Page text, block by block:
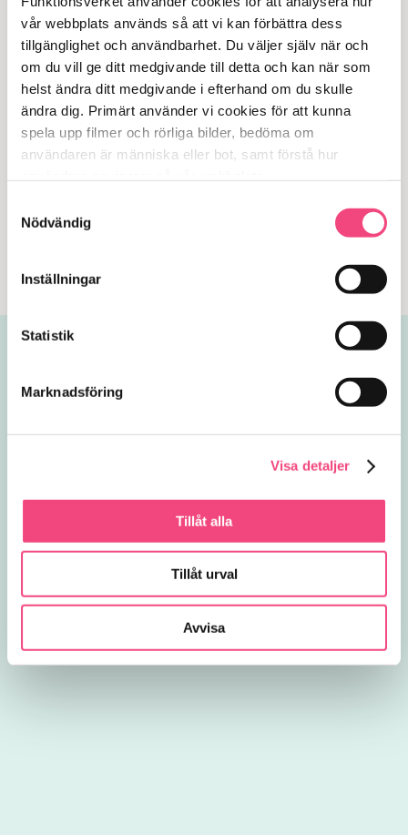
vår webbplats används så att vi kan förbättra dess
tillgänglighet och användbarhet. Du väljer själv när och
om du vill ge ditt medgivande till detta och kan när som
helst ändra ditt medgivande i efterhand om du skulle
ändra dig. Primärt använder vi cookies för att kunna
spela upp filmer och rörliga bilder, bedöma om
användaren är människa eller bot, samt förstå hur
Nödvändig
Inställningar
Statistik
Marknadsföring
Visa detaljer
Tillåt alla
Tillåt urval
Avvisa
1 668kr
Lägg i varukorgen
234kr exkl. moms
Lägg i varukorgen
Populär
Time Timer Plus
454 kr
SimplyWorks
kontakt trådlös
Den
här
produkten
har